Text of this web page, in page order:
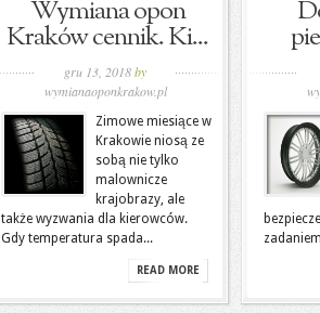
Wymiana opon
Kraków cennik. Ki...
gru 13, 2018by
wymianaoponkrakow.pl
Zimowe miesiące w
Krakowie niosą ze
sobą nie tylko
malownicze
krajobrazy, ale
także wyzwania dla kierowców.
Gdy temperatura spada...
READ MORE